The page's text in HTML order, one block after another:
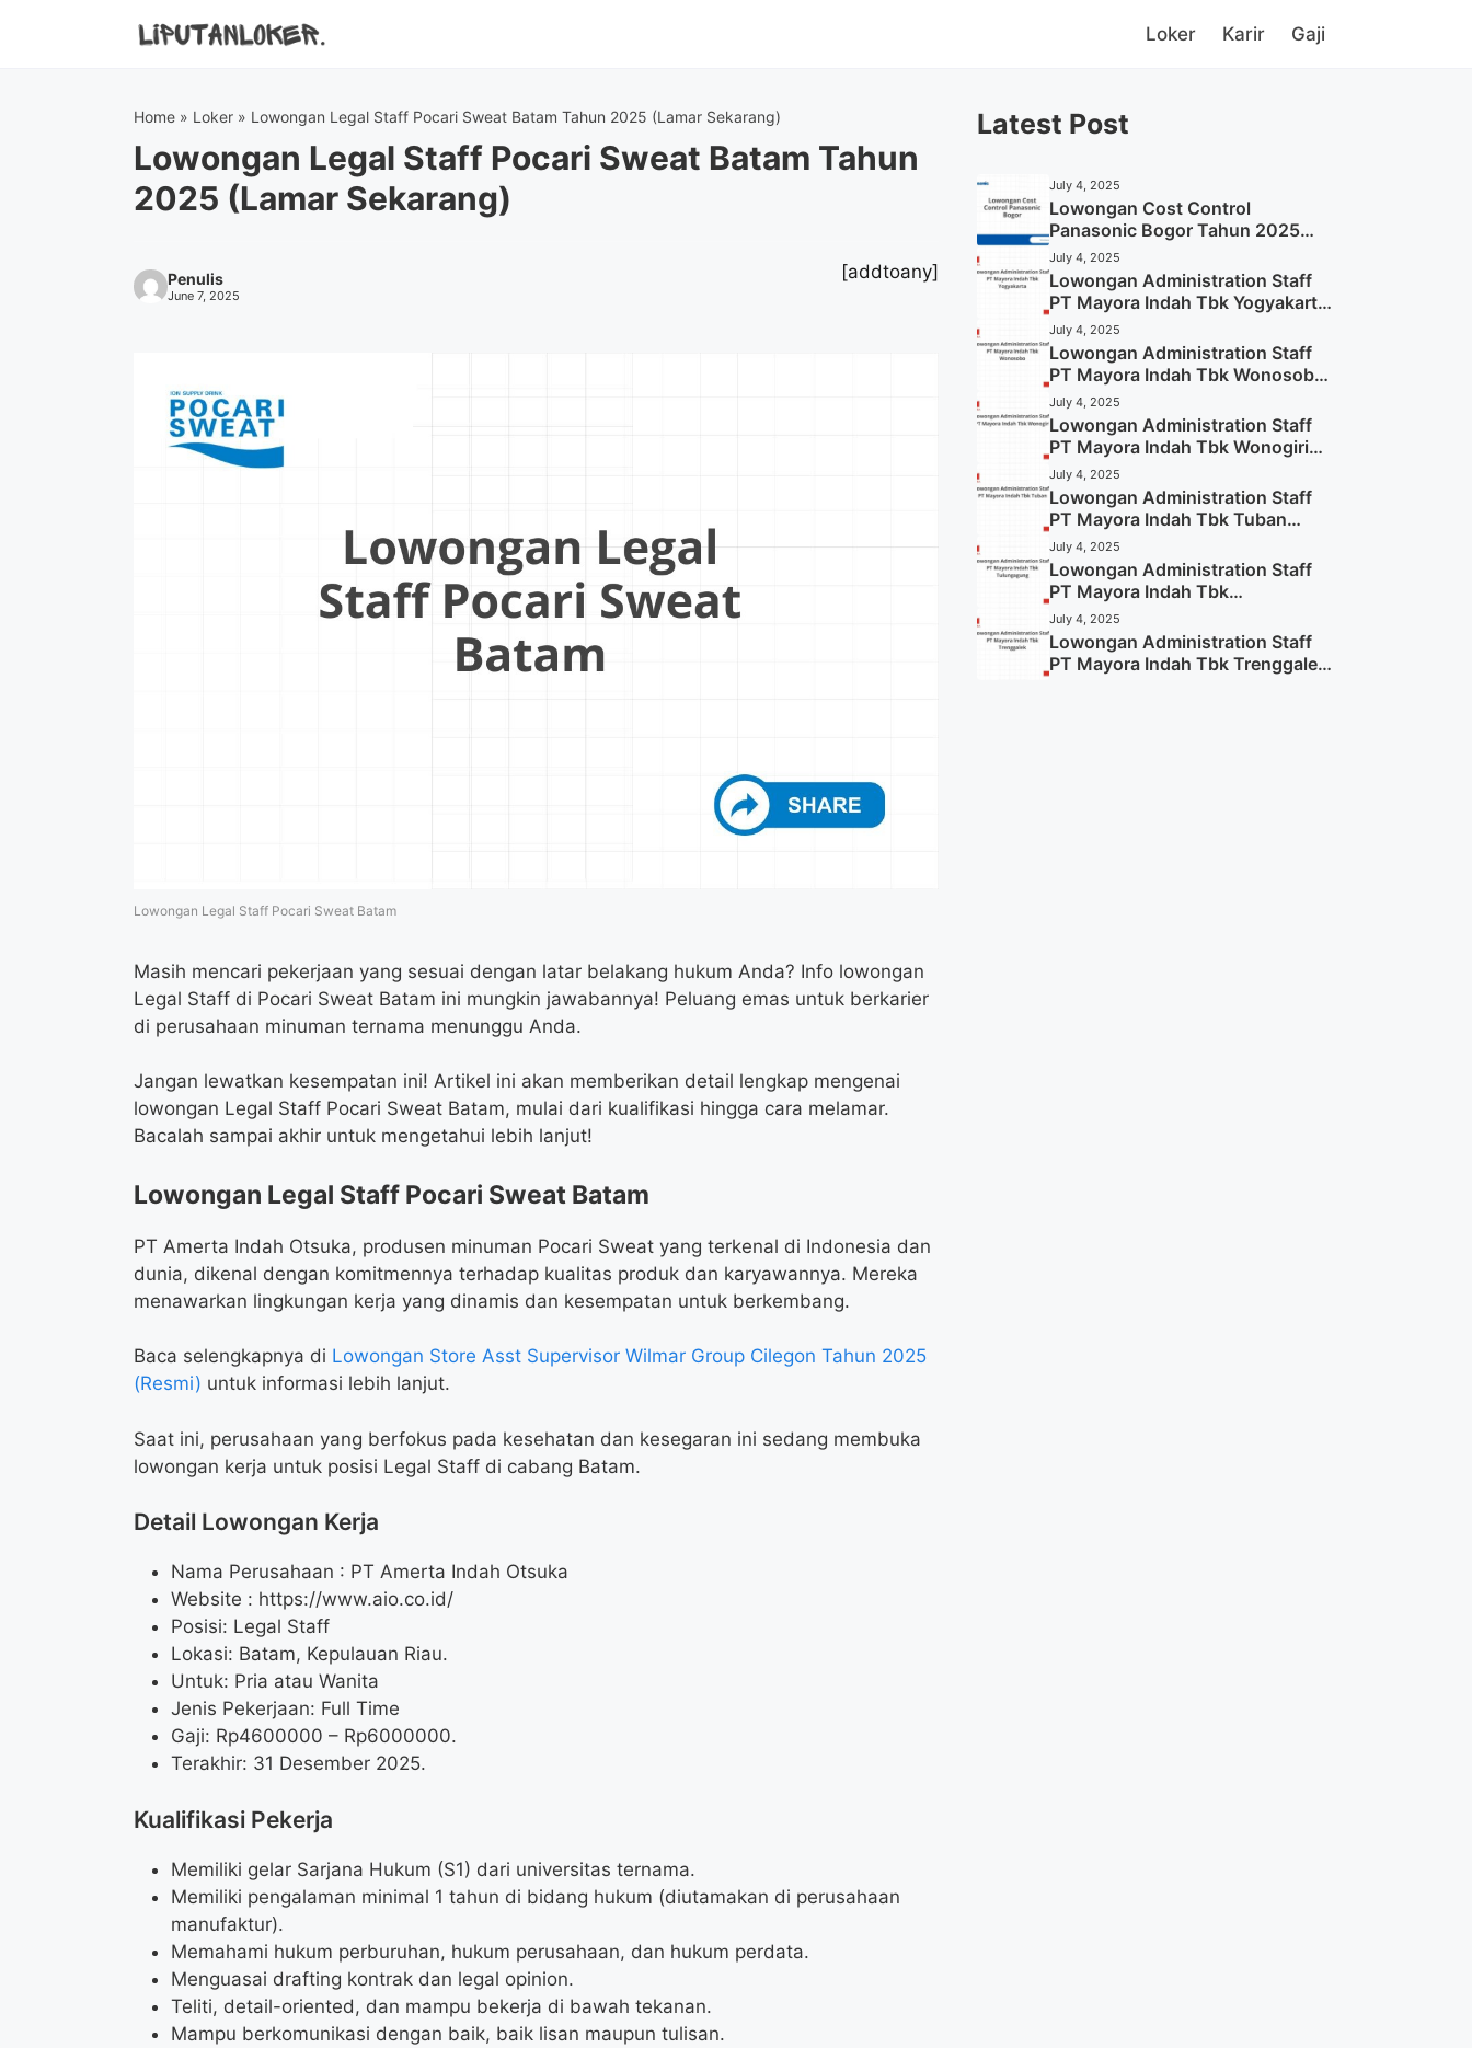
Loker Karir Gaji
Home » Loker » Lowongan Legal Staff Pocari Sweat Batam Tahun 2025 (Lamar Sekarang)
Lowongan Legal Staff Pocari Sweat Batam Tahun
2025 (Lamar Sekarang)
Penulis
June 7, 2025
[addtoany]
Lowongan Legal Staff Pocari Sweat Batam
Masih mencari pekerjaan yang sesuai dengan latar belakang hukum Anda? Info lowongan
Legal Staff di Pocari Sweat Batam ini mungkin jawabannya! Peluang emas untuk berkarier
di perusahaan minuman ternama menunggu Anda.
Jangan lewatkan kesempatan ini! Artikel ini akan memberikan detail lengkap mengenai
lowongan Legal Staff Pocari Sweat Batam, mulai dari kualifikasi hingga cara melamar.
Bacalah sampai akhir untuk mengetahui lebih lanjut!
Lowongan Legal Staff Pocari Sweat Batam
PT Amerta Indah Otsuka, produsen minuman Pocari Sweat yang terkenal di Indonesia dan
dunia, dikenal dengan komitmennya terhadap kualitas produk dan karyawannya. Mereka
menawarkan lingkungan kerja yang dinamis dan kesempatan untuk berkembang.
Baca selengkapnya di Lowongan Store Asst Supervisor Wilmar Group Cilegon Tahun 2025
(Resmi) untuk informasi lebih lanjut.
Saat ini, perusahaan yang berfokus pada kesehatan dan kesegaran ini sedang membuka
lowongan kerja untuk posisi Legal Staff di cabang Batam.
Detail Lowongan Kerja
Nama Perusahaan : PT Amerta Indah Otsuka
Website : https://www.aio.co.id/
Posisi: Legal Staff
Lokasi: Batam, Kepulauan Riau.
Untuk: Pria atau Wanita
Jenis Pekerjaan: Full Time
Gaji: Rp4600000 – Rp6000000.
Terakhir: 31 Desember 2025.
Kualifikasi Pekerja
Memiliki gelar Sarjana Hukum (S1) dari universitas ternama.
Memiliki pengalaman minimal 1 tahun di bidang hukum (diutamakan di perusahaan
manufaktur).
Memahami hukum perburuhan, hukum perusahaan, dan hukum perdata.
Menguasai drafting kontrak dan legal opinion.
Teliti, detail-oriented, dan mampu bekerja di bawah tekanan.
Mampu berkomunikasi dengan baik, baik lisan maupun tulisan.
Latest Post
July 4, 2025
Lowongan Cost Control
Panasonic Bogor Tahun 2025
(Lamar Sekarang)
July 4, 2025
Lowongan Administration Staff
PT Mayora Indah Tbk Yogyakarta
Tahun 2025
July 4, 2025
Lowongan Administration Staff
PT Mayora Indah Tbk Wonosobo
Tahun 2025 (Lamar Sekarang)
July 4, 2025
Lowongan Administration Staff
PT Mayora Indah Tbk Wonogiri
Tahun 2025 (Apply Now)
July 4, 2025
Lowongan Administration Staff
PT Mayora Indah Tbk Tuban
Tahun 2025 (Resmi)
July 4, 2025
Lowongan Administration Staff
PT Mayora Indah Tbk
Tulungagung Tahun 2025 (Lamar
Sekarang)
July 4, 2025
Lowongan Administration Staff
PT Mayora Indah Tbk Trenggalek